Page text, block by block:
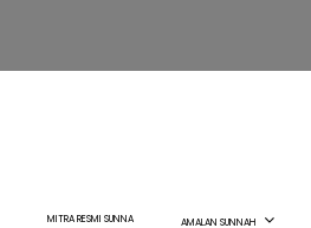
MITRA RESMI SUNNA AMALAN SUNNAH